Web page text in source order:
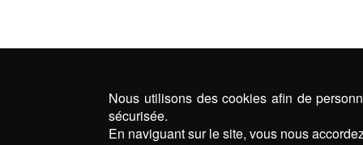
Nous utilisons des cookies afin de
sécurisée.
En naviguant sur le site, vous nous